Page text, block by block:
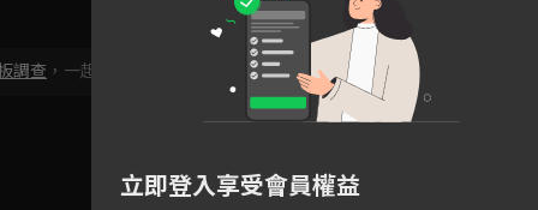
調查 ，一起共創新版留言功能！
立即登入享受會員權益